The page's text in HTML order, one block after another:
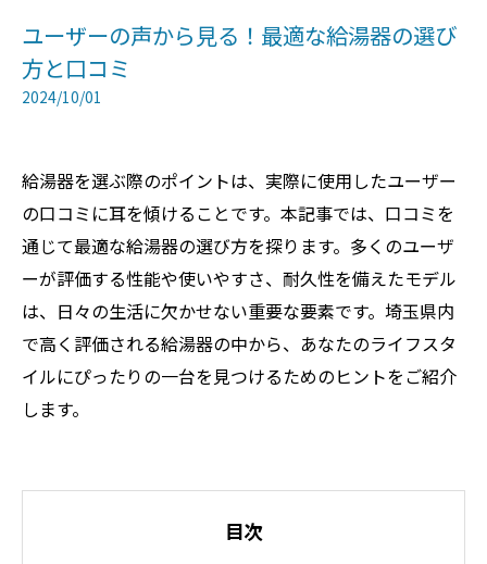
ユーザーの声から見る！最適な給湯器の選び
方と口コミ
2024/10/01
給湯器を選ぶ際のポイントは、実際に使用したユーザー
の口コミに耳を傾けることです。本記事では、口コミを
通じて最適な給湯器の選び方を探ります。多くのユーザ
ーが評価する性能や使いやすさ、耐久性を備えたモデル
は、日々の生活に欠かせない重要な要素です。埼玉県内
で高く評価される給湯器の中から、あなたのライフスタ
イルにぴったりの一台を見つけるためのヒントをご紹介
します。
目次